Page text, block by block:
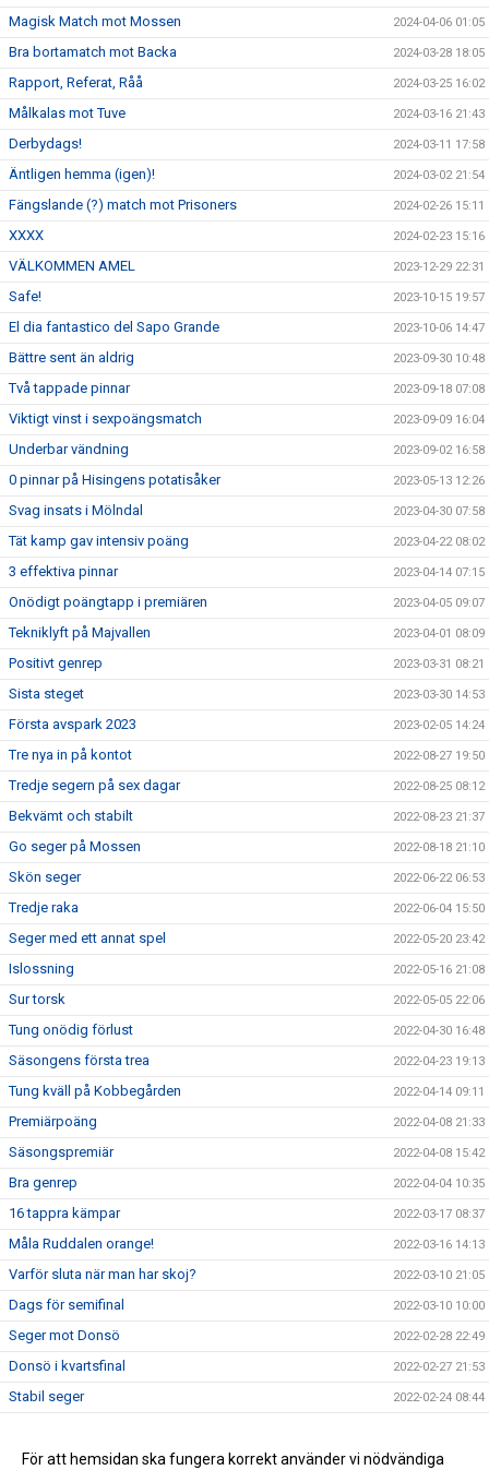
Magisk Match mot Mossen 2024-04-06 01:05
Bra bortamatch mot Backa 2024-03-28 18:05
Rapport, Referat, Råå 2024-03-25 16:02
Målkalas mot Tuve 2024-03-16 21:43
Derbydags! 2024-03-11 17:58
Äntligen hemma (igen)! 2024-03-02 21:54
Fängslande (?) match mot Prisoners 2024-02-26 15:11
XXXX 2024-02-23 15:16
VÄLKOMMEN AMEL 2023-12-29 22:31
Safe! 2023-10-15 19:57
El dia fantastico del Sapo Grande 2023-10-06 14:47
Bättre sent än aldrig 2023-09-30 10:48
Två tappade pinnar 2023-09-18 07:08
Viktigt vinst i sexpoängsmatch 2023-09-09 16:04
Underbar vändning 2023-09-02 16:58
0 pinnar på Hisingens potatisåker 2023-05-13 12:26
Svag insats i Mölndal 2023-04-30 07:58
Tät kamp gav intensiv poäng 2023-04-22 08:02
3 effektiva pinnar 2023-04-14 07:15
Onödigt poängtapp i premiären 2023-04-05 09:07
Tekniklyft på Majvallen 2023-04-01 08:09
Positivt genrep 2023-03-31 08:21
Sista steget 2023-03-30 14:53
Första avspark 2023 2023-02-05 14:24
Tre nya in på kontot 2022-08-27 19:50
Tredje segern på sex dagar 2022-08-25 08:12
Bekvämt och stabilt 2022-08-23 21:37
Go seger på Mossen 2022-08-18 21:10
Skön seger 2022-06-22 06:53
Tredje raka 2022-06-04 15:50
Seger med ett annat spel 2022-05-20 23:42
Islossning 2022-05-16 21:08
Sur torsk 2022-05-05 22:06
Tung onödig förlust 2022-04-30 16:48
Säsongens första trea 2022-04-23 19:13
Tung kväll på Kobbegården 2022-04-14 09:11
Premiärpoäng 2022-04-08 21:33
Säsongspremiär 2022-04-08 15:42
Bra genrep 2022-04-04 10:35
16 tappra kämpar 2022-03-17 08:37
Måla Ruddalen orange! 2022-03-16 14:13
Varför sluta när man har skoj? 2022-03-10 21:05
Dags för semifinal 2022-03-10 10:00
Seger mot Donsö 2022-02-28 22:49
Donsö i kvartsfinal 2022-02-27 21:53
Stabil seger 2022-02-24 08:44
Målfyrverkeri på Ruddalen 2022-02-15 22:17
För att hemsidan ska fungera korrekt använder vi nödvändiga